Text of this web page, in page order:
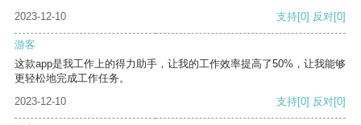
2023-12-10 支持[0] 反对[0]
游客
这款app是我工作上的得力助手，让我的工作效率提高了50%，让我能够
更轻松地完成工作任务。
2023-12-10
支持[0] 反对[0]